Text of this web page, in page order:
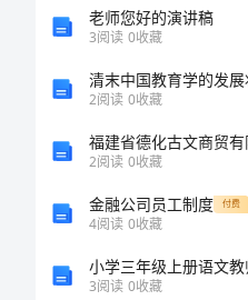
老师您好的演讲稿
3阅读 0收藏
2阅读 0收藏
2阅读 0收藏
金融公司员工制度 付费
4阅读 0收藏
3阅读 0收藏